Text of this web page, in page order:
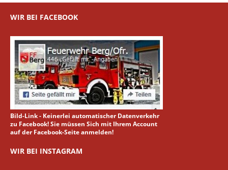
WIR BEI FACEBOOK
Bild-Link - Keinerlei automatischer Datenverkehr
zu Facebook! Sie müssen Sich mit Ihrem Account
auf der Facebook-Seite anmelden!
WIR BEI INSTAGRAM